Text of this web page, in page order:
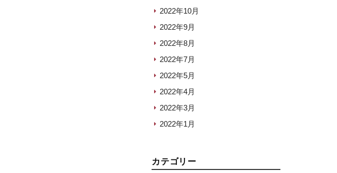
2022年10月
2022年9月
2022年8月
2022年7月
2022年5月
2022年4月
2022年3月
2022年1月
カテゴリー